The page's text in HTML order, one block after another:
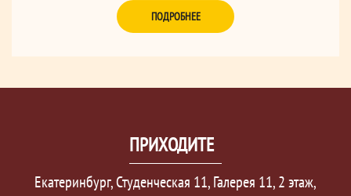
ПОДРОБНЕЕ
ПРИХОДИТЕ
Екатеринбург, Студенческая 11, Галерея 11, 2 этаж,